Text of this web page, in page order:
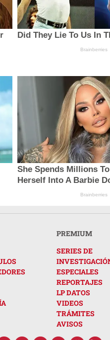
Did They Lie To Us In
Brainberries
She Spends Millions
Herself Into A Barbie
Brainberries
PREMIUM
SERIES DE
ESPECIALES
REPORTAJES
LP DATOS
VIDEOS
TRÁMITES
AVISOS